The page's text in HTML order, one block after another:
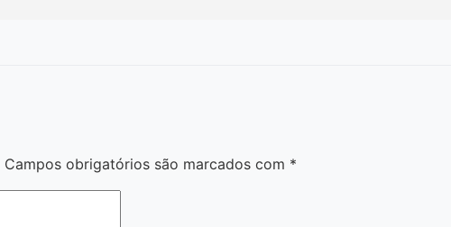
Campos obrigatórios são marcados com *